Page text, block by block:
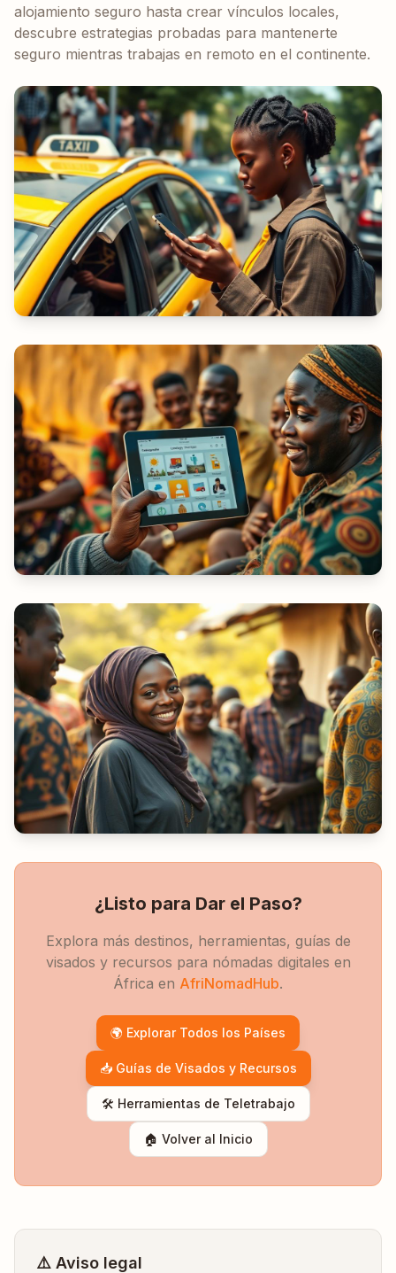
alojamiento seguro hasta crear vínculos locales,
descubre estrategias probadas para mantenerte
seguro mientras trabajas en remoto en el continente.
¿Listo para Dar el Paso?
Explora más destinos, herramientas, guías de
visados y recursos para nómadas digitales en
África en AfriNomadHub.
🌍 Explorar Todos los Países
📥 Guías de Visados y Recursos
🛠️ Herramientas de Teletrabajo
🏠 Volver al Inicio
⚠️ Aviso legal